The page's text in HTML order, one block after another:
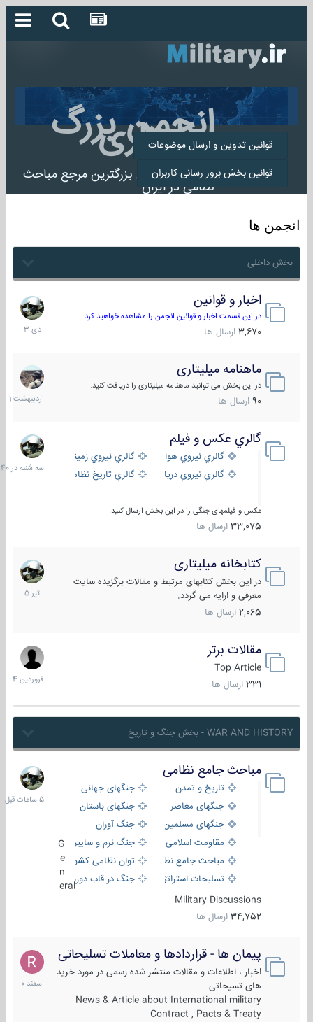
انجمن بزرگ
میلیتاری
انجمن میلیتاری بزرگترین مرجع مباحث
نظامی در ایران
قوانین تدوین و ارسال موضوعات
قوانین بخش بروز رسانی کاربران
انجمن ها
بخش داخلی
اخبار و قوانین
در این قسمت اخبار و قوانین انجمن را مشاهده خواهید کرد
3,670 ارسال ها
22
دی
1403
ماهنامه میلیتاری
در این بخش می توانید ماهنامه میلیتاری را دریافت کنید.
90 ارسال ها
30
1401
گالري عكس و فيلم
گالري نيروي هوايي
گالري نيروي زميني
گالري نيروي دريايي
گالري تاریخ نظامی
عکس و فیلمهای جنگی را در این بخش ارسال کنید.
33,075 ارسال ها
سه
شنبه
در
کتابخانه میلیتاری
در این بخش کتابهای مرتبط و مقالات برگزیده سایت
معرفی و ارایه می گردد.
2,065 ارسال ها
16
تیر
1405
مقالات برتر
Top Article
331 ارسال ها
29
فروردین
1404
WAR AND HISTORY - بخش جنگ و تاریخ
مباحث جامع نظامی
تاریخ و تمدن
جنگهای جهانی
جنگهای معاصر
جنگهای باستان
جنگهای مسلمین
جنگ آوران
مقاومت اسلامی
جنگ نرم و سایبری
مباحث جامع نظامی
توان نظامی کشورها
تسلیحات استراتژیک
جنگ در قاب دوربین
eral
Military Discussions
34,752 ارسال ها
5
ساعات
قبل
پیمان ها - قراردادها و معاملات تسلیحاتی
اخبار ، اطلاعات و مقالات منتشر شده رسمی در مورد خرید
های تسیحاتی
News & Article about International military
Contract , Pacts & Treaty
7
اسفند
1400